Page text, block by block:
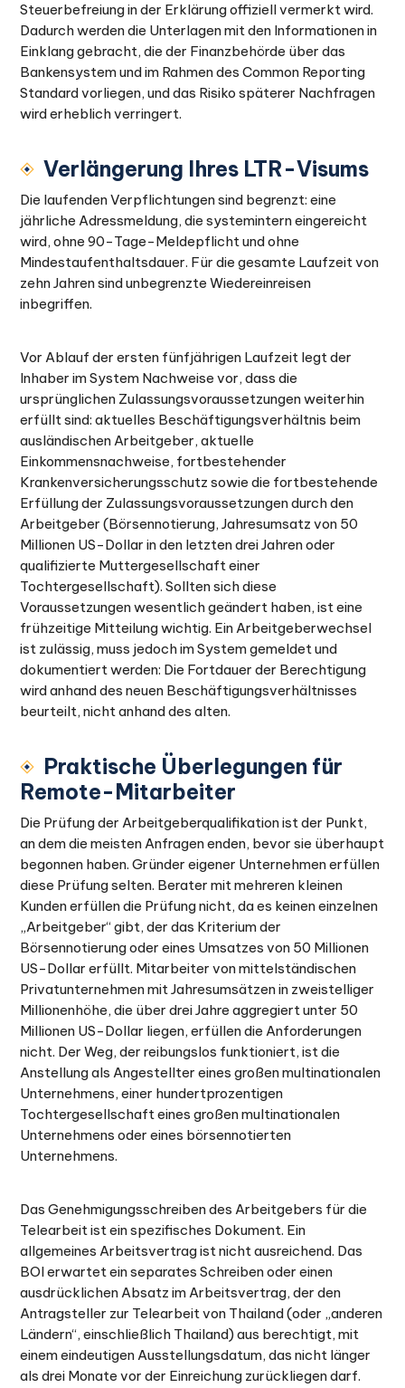
Steuerbefreiung in der Erklärung offiziell vermerkt wird.
Dadurch werden die Unterlagen mit den Informationen in
Einklang gebracht, die der Finanzbehörde über das
Bankensystem und im Rahmen des Common Reporting
Standard vorliegen, und das Risiko späterer Nachfragen
wird erheblich verringert.
Verlängerung Ihres LTR-Visums
Die laufenden Verpflichtungen sind begrenzt: eine
jährliche Adressmeldung, die systemintern eingereicht
wird, ohne 90-Tage-Meldepflicht und ohne
Mindestaufenthaltsdauer. Für die gesamte Laufzeit von
zehn Jahren sind unbegrenzte Wiedereinreisen
inbegriffen.
Vor Ablauf der ersten fünfjährigen Laufzeit legt der
Inhaber im System Nachweise vor, dass die
ursprünglichen Zulassungsvoraussetzungen weiterhin
erfüllt sind: aktuelles Beschäftigungsverhältnis beim
ausländischen Arbeitgeber, aktuelle
Einkommensnachweise, fortbestehender
Krankenversicherungsschutz sowie die fortbestehende
Erfüllung der Zulassungsvoraussetzungen durch den
Arbeitgeber (Börsennotierung, Jahresumsatz von 50
Millionen US-Dollar in den letzten drei Jahren oder
qualifizierte Muttergesellschaft einer
Tochtergesellschaft). Sollten sich diese
Voraussetzungen wesentlich geändert haben, ist eine
frühzeitige Mitteilung wichtig. Ein Arbeitgeberwechsel
ist zulässig, muss jedoch im System gemeldet und
dokumentiert werden: Die Fortdauer der Berechtigung
wird anhand des neuen Beschäftigungsverhältnisses
beurteilt, nicht anhand des alten.
Praktische Überlegungen für
Remote-Mitarbeiter
Die Prüfung der Arbeitgeberqualifikation ist der Punkt,
an dem die meisten Anfragen enden, bevor sie überhaupt
begonnen haben. Gründer eigener Unternehmen erfüllen
diese Prüfung selten. Berater mit mehreren kleinen
Kunden erfüllen die Prüfung nicht, da es keinen einzelnen
„Arbeitgeber“ gibt, der das Kriterium der
Börsennotierung oder eines Umsatzes von 50 Millionen
US-Dollar erfüllt. Mitarbeiter von mittelständischen
Privatunternehmen mit Jahresumsätzen in zweistelliger
Millionenhöhe, die über drei Jahre aggregiert unter 50
Millionen US-Dollar liegen, erfüllen die Anforderungen
nicht. Der Weg, der reibungslos funktioniert, ist die
Anstellung als Angestellter eines großen multinationalen
Unternehmens, einer hundertprozentigen
Tochtergesellschaft eines großen multinationalen
Unternehmens oder eines börsennotierten
Unternehmens.
Das Genehmigungsschreiben des Arbeitgebers für die
Telearbeit ist ein spezifisches Dokument. Ein
allgemeines Arbeitsvertrag ist nicht ausreichend. Das
BOI erwartet ein separates Schreiben oder einen
ausdrücklichen Absatz im Arbeitsvertrag, der den
Antragsteller zur Telearbeit von Thailand (oder „anderen
Ländern“, einschließlich Thailand) aus berechtigt, mit
einem eindeutigen Ausstellungsdatum, das nicht länger
als drei Monate vor der Einreichung zurückliegen darf.